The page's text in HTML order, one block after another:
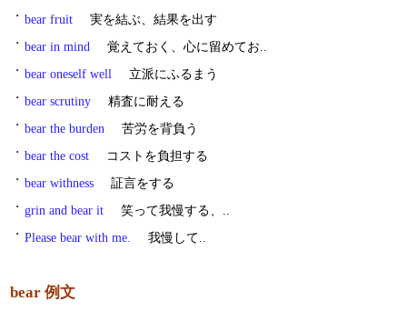
・ bear fruit
実を結ぶ、結果を出す
・ bear in mind
覚えておく、心に留めてお..
・ bear oneself well
立派にふるまう
・ bear scrutiny
精査に耐える
・ bear the burden
苦労を背負う
・ bear the cost
コストを負担する
・ bear withness
証言をする
・ grin and bear it
笑って我慢する、..
・ Please bear with me. 我慢して..
bear 例文